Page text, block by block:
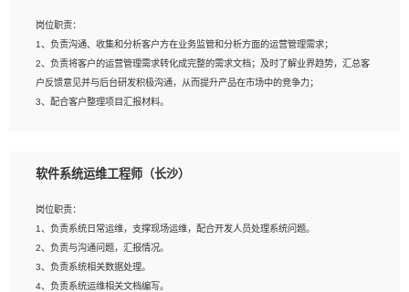
建深度学习系统环境；
4、熟悉OPENCV、HALCON等常用图像处理软件，熟练进行图像处理；
5、熟悉主流的分类算法、聚类算法和关联分析算法原理，能熟练使用神经网络算法
的进行业务建模；
6、对OCR领域有深入的研究，熟悉模型调参，压缩和整型化方法；
岗位职责：
1、负责沟通、收集和分析客户方在业务监管和分析方面的运营管理需求；
2、负责将客户的运营管理需求转化成完整的需求文档；及时了解业界趋势，汇总客
户反馈意见并与后台研发积极沟通，从而提升产品在市场中的竞争力；
3、配合客户整理项目汇报材料。
1、3年以上运营或解决方案的工作经验。
征，可独立提出完整的优化方案,并推动方案执行达成结果；熟练使用PPT、
WORD、EXCEL等办公软件；
3、深入理解公司各项AI产品和技术信息；具有较强的文档编写能力，能独立撰写
PPT、方案建议书等，面试时需携带个人制作的专业PPT文件进行展示。
软件系统运维工程师（长沙）
岗位职责：
1、负责系统日常运维，支撑现场运维，配合开发人员处理系统问题。
2、负责与沟通问题，汇报情况。
3、负责系统相关数据处理。
4、负责系统运维相关文档编写。